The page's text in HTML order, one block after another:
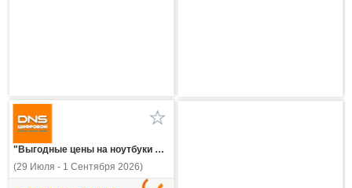
"Выгодные цены на ноутбуки MAIBENBEN!"
(29 Июля - 1 Сентября 2026)